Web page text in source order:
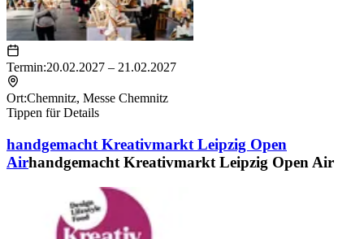
Termin:20.02.2027 – 21.02.2027
Ort:Chemnitz, Messe Chemnitz
Tippen für Details
handgemacht Kreativmarkt Leipzig Open
Airhandgemacht Kreativmarkt Leipzig Open Air